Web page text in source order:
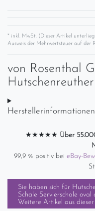
* inkl. MwSt. (Dieser Artikel
Ausweis der Mehrwertsteuer auf der
von Rosenthal
★★★★★ Über
99,9 % positiv bei eBay-
Sie haben sich für
Schale Servierschale oval
Weitere Artikel aus